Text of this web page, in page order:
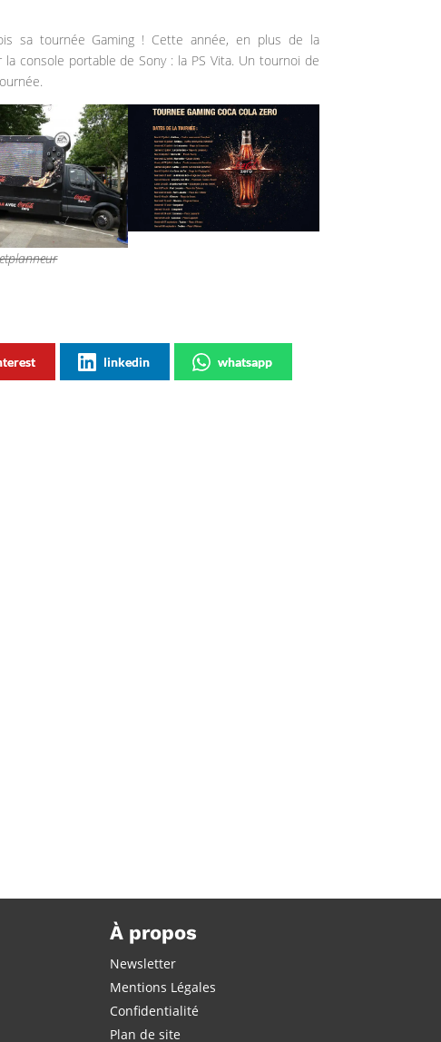
sa tournée Gaming ! Cette année, en plus de la
console portable de Sony : la PS Vita. Un tournoi de
linkedin whatsapp
À propos
Newsletter
Mentions Légales
Confidentialité
Plan de site